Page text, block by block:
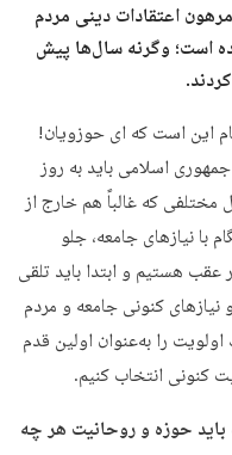
اعتقادات دینی مردم
است؛ وگرنه سال­‌ها پیش
این است که ای حوزویان!
اسلامی باید به روز
مختلفی که غالباً هم خارج از
با نیازهای جامعه، جلو
عقب هستیم و ابتدا باید تلقی
کنونی جامعه و مردم
را به‌عنوان اولین قدم
کنونی انتخاب کنیم.
حوزه و روحانیت هر چه